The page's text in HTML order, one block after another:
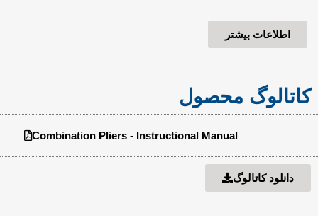
اطلاعات بیشتر
کاتالوگ محصول
Combination Pliers - Instructional Manual
دانلود کاتالوگ